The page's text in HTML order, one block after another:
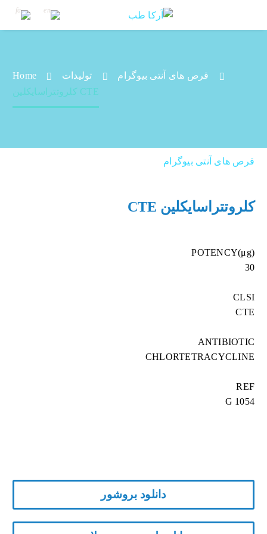
کلروتتراسایکلین CTE Home تولیدات
قرص های آنتی بیوگرام
کلروتتراسایکلین CTE
قرص های آنتی بیوگرام
کلروتتراسایکلین CTE
POTENCY(μg)
30
CLSI
CTE
ANTIBIOTIC
CHLORTETRACYCLINE
REF
G 1054
دانلود بروشور